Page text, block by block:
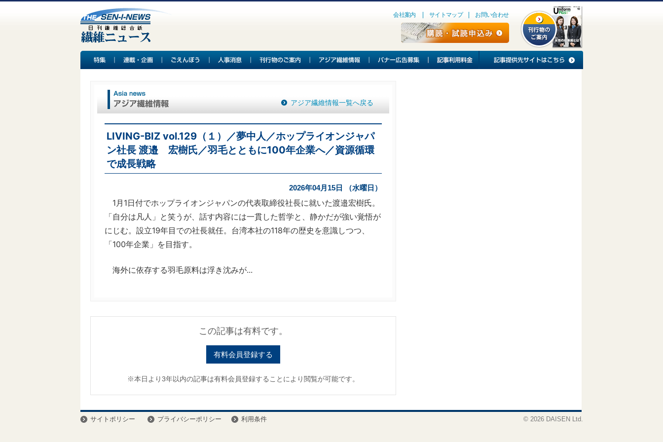
会社案内 サイトマップ お問い合わせ
アジア繊維情報一覧へ戻る
LIVING-BIZ vol.129（１）／夢中人／ホップライオンジャパ
ン社長 渡邉 宏樹氏／羽毛とともに100年企業へ／資源循環
で成長戦略
2026年04月15日 （水曜日）
1月1日付でホップライオンジャパンの代表取締役社長に就いた渡邉宏樹氏。
「自分は凡人」と笑うが、話す内容には一貫した哲学と、静かだが強い覚悟が
にじむ。設立19年目での社長就任。台湾本社の118年の歴史を意識しつつ、
「100年企業」を目指す。
海外に依存する羽毛原料は浮き沈みが...
この記事は有料です。
有料会員登録する
※本日より3年以内の記事は有料会員登録することにより閲覧が可能です。
サイトポリシー プライバシーポリシー 利用条件 © 2026 DAISEN Ltd.